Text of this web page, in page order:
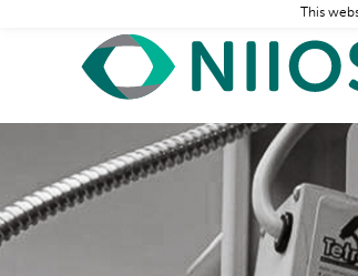
This